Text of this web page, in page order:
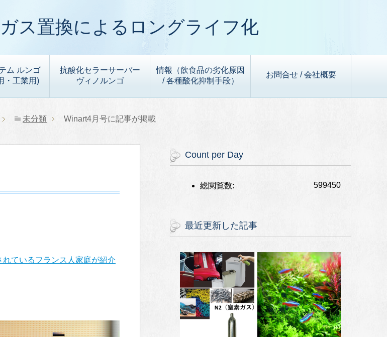
ス置換によるロングライフ化
ム ルンゴ
・工業用)
抗酸化セラーサーバー
ヴィノルンゴ
情報（飲食品の劣化原因
/ 各種酸化抑制手段）
お問合せ / 会社概要
未分類 Winart4月号に記事が掲載
れているフランス人家庭が紹介
Count per Day
599450
総閲覧数:
最近更新した記事